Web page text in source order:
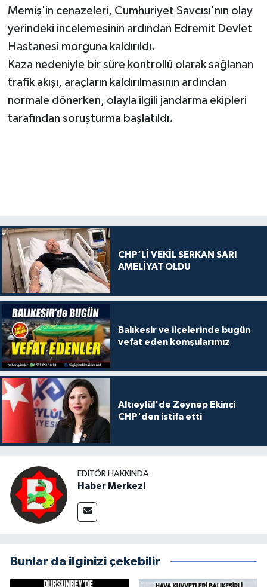
Memiş'in cenazeleri, Cumhuriyet Savcısı'nın olay
yerindeki incelemesinin ardından Edremit Devlet
Hastanesi morguna kaldırıldı.
Kaza nedeniyle bir süre kontrollü olarak sağlanan
trafik akışı, araçların kaldırılmasının ardından
normale dönerken, olayla ilgili jandarma ekipleri
tarafından soruşturma başlatıldı.
CHP’Lİ VEKİL SERKAN SARI
AMELİYAT OLDU
Balıkesir ve ilçelerinde bugün
vefat eden komşularımız
Altıeylül'de Zeynep Ekinci
CHP'den istifa etti
EDITÖR HAKKINDA
Haber Merkezi
Bunlar da ilginizi çekebilir